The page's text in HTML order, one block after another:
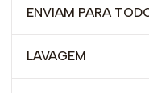
ENVIAM PARA
LAVAGEM